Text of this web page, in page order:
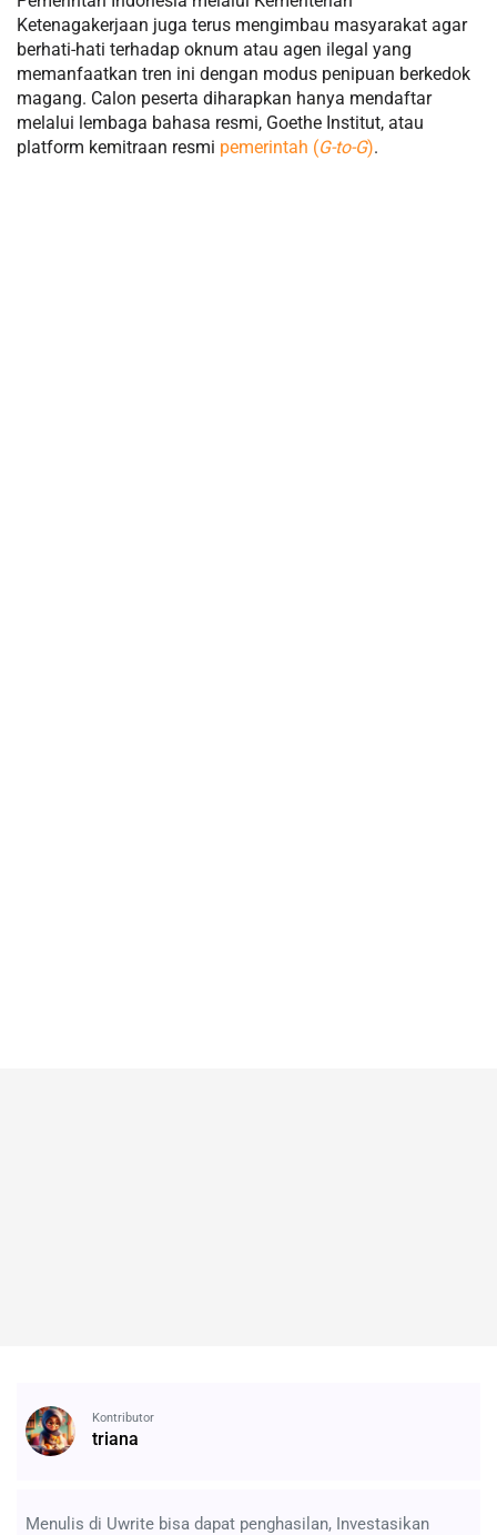
Ketenagakerjaan juga terus mengimbau masyarakat agar
berhati-hati terhadap oknum atau agen ilegal yang
memanfaatkan tren ini dengan modus penipuan berkedok
magang. Calon peserta diharapkan hanya mendaftar
melalui lembaga bahasa resmi, Goethe Institut, atau
platform kemitraan resmi pemerintah (G-to-G).
Kontributor
triana
Menulis di Uwrite bisa dapat penghasilan, Investasikan